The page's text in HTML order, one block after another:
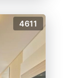
4611